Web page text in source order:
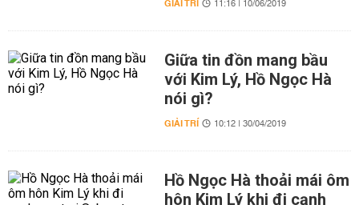
GIẢI TRÍ 11:16 | 10/06/2019
Giữa tin đồn mang bầu
với Kim Lý, Hồ Ngọc Hà
nói gì?
GIẢI TRÍ 10:12 | 30/04/2019
Hồ Ngọc Hà thoải mái ôm
hôn Kim Lý khi đi cạnh